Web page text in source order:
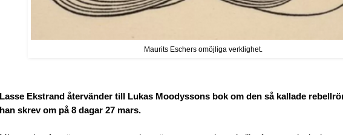
Maurits Eschers omöjliga verklighet.
Lasse Ekstrand återvänder till Lukas Moodyssons bok om den så kallade
han skrev om på 8 dagar 27 mars.